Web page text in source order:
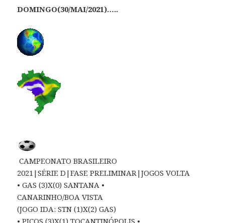
DOMINGO(30/MAI/2021)…..
CAMPEONATO BRASILEIRO
2021|SÉRIE D|FASE PRELIMINAR|JOGOS VOLTA
• GAS (3)X(0) SANTANA •
CANARINHO/BOA VISTA
(JOGO IDA: STN (1)X(2) GAS)
• PICOS (3)X(1) TOCANTINÓPOLIS •